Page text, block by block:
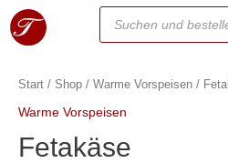
Essen bestellen
Warenkorb
Start / Shop / Warme Vorspeisen /
Warme Vorspeisen
Fetakäse